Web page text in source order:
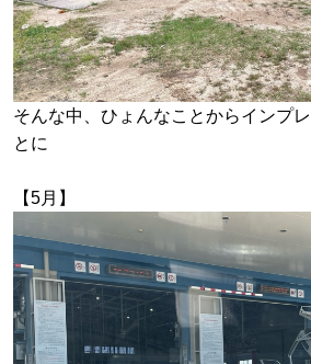
そんな中、ひょんなことからインプ
とに
【5月】